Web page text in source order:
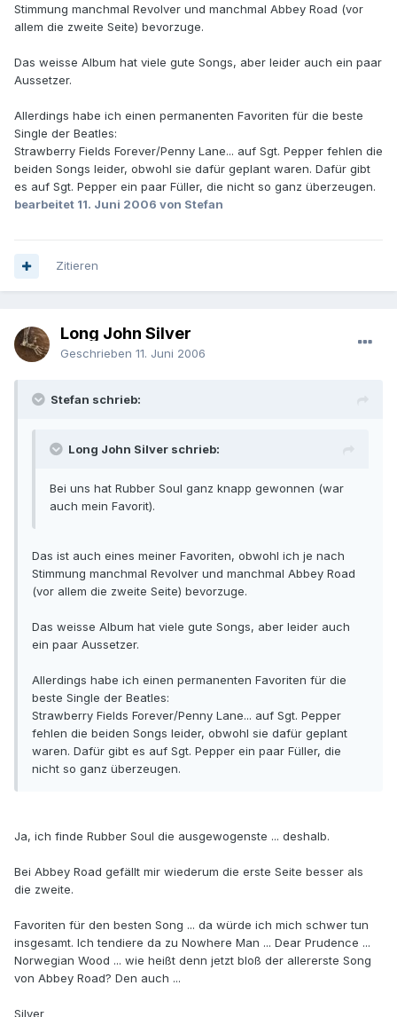
Stimmung manchmal Revolver und manchmal Abbey Road (vor
allem die zweite Seite) bevorzuge.
Das weisse Album hat viele gute Songs, aber leider auch ein paar
Aussetzer.
Allerdings habe ich einen permanenten Favoriten für die beste
Single der Beatles:
Strawberry Fields Forever/Penny Lane... auf Sgt. Pepper fehlen die
beiden Songs leider, obwohl sie dafür geplant waren. Dafür gibt
es auf Sgt. Pepper ein paar Füller, die nicht so ganz überzeugen.
bearbeitet 11. Juni 2006 von Stefan
Zitieren
Long John Silver
Geschrieben 11. Juni 2006
Stefan schrieb:
Long John Silver schrieb:
Bei uns hat Rubber Soul ganz knapp gewonnen (war
auch mein Favorit).
Das ist auch eines meiner Favoriten, obwohl ich je nach
Stimmung manchmal Revolver und manchmal Abbey Road
(vor allem die zweite Seite) bevorzuge.
Das weisse Album hat viele gute Songs, aber leider auch
ein paar Aussetzer.
Allerdings habe ich einen permanenten Favoriten für die
beste Single der Beatles:
Strawberry Fields Forever/Penny Lane... auf Sgt. Pepper
fehlen die beiden Songs leider, obwohl sie dafür geplant
waren. Dafür gibt es auf Sgt. Pepper ein paar Füller, die
nicht so ganz überzeugen.
Ja, ich finde Rubber Soul die ausgewogenste ... deshalb.
Bei Abbey Road gefällt mir wiederum die erste Seite besser als
die zweite.
Favoriten für den besten Song ... da würde ich mich schwer tun
insgesamt. Ich tendiere da zu Nowhere Man ... Dear Prudence ...
Norwegian Wood ... wie heißt denn jetzt bloß der allererste Song
von Abbey Road? Den auch ...
Silver